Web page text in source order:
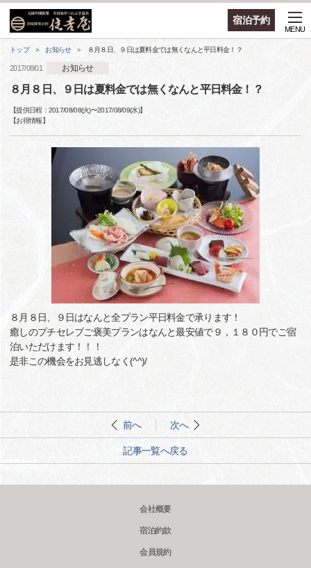
宿泊予約
MENU
トップ お知らせ ８月８日、９日は夏料金では無くなんと平日料金！？
2017/08/01 お知らせ
８月８日、９日は夏料金では無くなんと平日料金！？
【提供日程： 2017/08/08(火)〜2017/08/09(水)】
【お得情報】
８月８日、９日はなんと全プラン平日料金で承ります！
癒しのプチセレブご褒美プランはなんと最安値で９，１８０円でご宿
泊いただけます！！！
是非この機会をお見逃しなく(^^)/
前へ 次へ
記事一覧へ戻る
会社概要
宿泊約款
会員規約